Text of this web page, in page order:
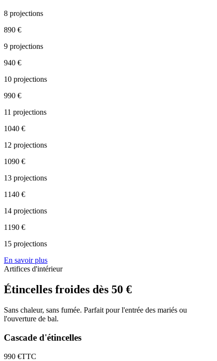
8 projections
890 €
9 projections
940 €
10 projections
990 €
11 projections
1040 €
12 projections
1090 €
13 projections
1140 €
14 projections
1190 €
15 projections
En savoir plus
Artifices d'intérieur
Étincelles froides dès 50 €
Sans chaleur, sans fumée. Parfait pour l'entrée des mariés ou
l'ouverture de bal.
Cascade d'étincelles
990 €TTC